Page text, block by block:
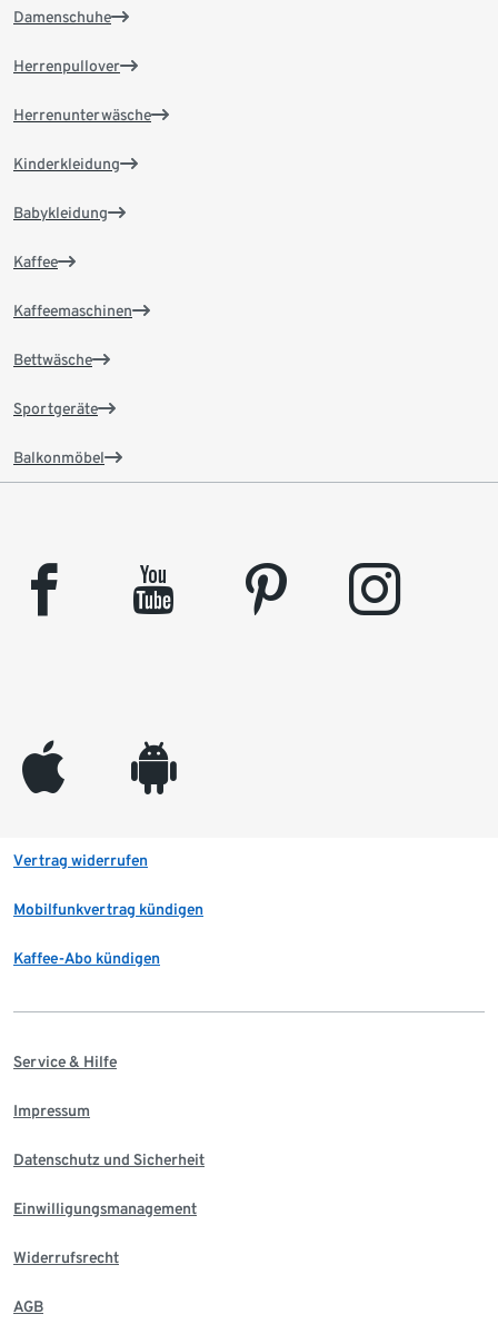
Damenschuhe
Herrenpullover
Herrenunterwäsche
Kinderkleidung
Babykleidung
Kaffee
Kaffeemaschinen
Bettwäsche
Sportgeräte
Balkonmöbel
facebook youtube pinterest instagram
appleinc android
Vertrag widerrufen
Mobilfunkvertrag kündigen
Kaffee-Abo kündigen
Service & Hilfe
Impressum
Datenschutz und Sicherheit
Einwilligungsmanagement
Widerrufsrecht
AGB